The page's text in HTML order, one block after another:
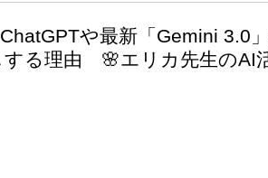
ChatGPTや最新「Gemini 3.0
する理由 🌸エリカ先生のAI